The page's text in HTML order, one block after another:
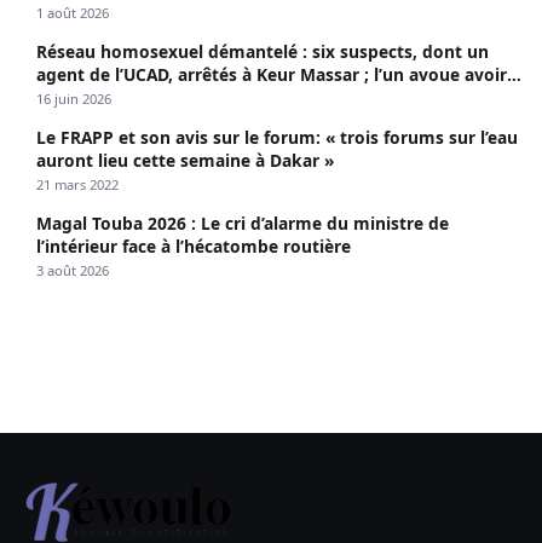
1 août 2026
Réseau homosexuel démantelé : six suspects, dont un
agent de l’UCAD, arrêtés à Keur Massar ; l’un avoue avoir
propagé le VIH depuis 2018
16 juin 2026
Le FRAPP et son avis sur le forum: « trois forums sur l’eau
auront lieu cette semaine à Dakar »
21 mars 2022
Magal Touba 2026 : Le cri d’alarme du ministre de
l’intérieur face à l’hécatombe routière
3 août 2026